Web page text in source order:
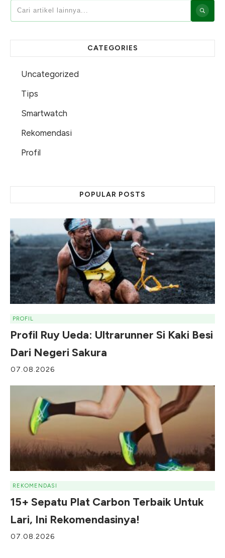
CATEGORIES
Uncategorized
Tips
Smartwatch
Rekomendasi
Profil
POPULAR POSTS
PROFIL
Profil Ruy Ueda: Ultrarunner Si Kaki Besi
Dari Negeri Sakura
07.08.2026
REKOMENDASI
15+ Sepatu Plat Carbon Terbaik Untuk
Lari, Ini Rekomendasinya!
07.08.2026